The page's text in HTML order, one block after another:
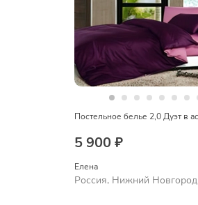
5 900 ₽
Елена
Россия, Нижний Новгород